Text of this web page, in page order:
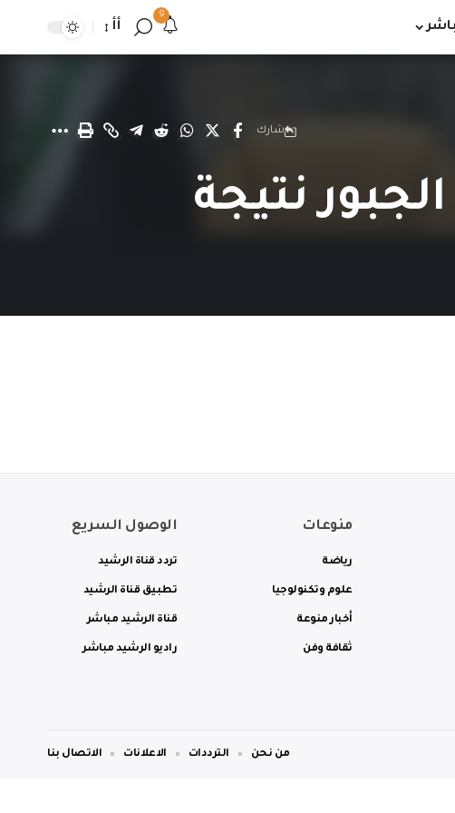
9
أأ
شارك
نتيجة
منوعات
رياضة
علوم وتكنولوجيا
أخبار منوعة
ثقافة وفن
الوصول السريع
تردد قناة الرشيد
تطبيق قناة الرشيد
قناة الرشيد مباشر
راديو الرشيد مباشر
من نحن الترددات الاعلانات الاتصال بنا